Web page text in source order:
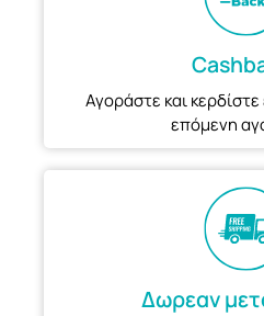
Αγοράστε και
επόμενη
Δωρεαν